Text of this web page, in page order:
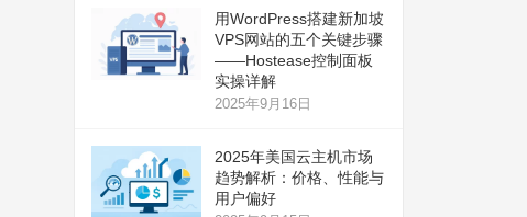
用WordPress搭建新加坡
VPS网站的五个关键步骤
——Hostease控制面板
实操详解
2025年9月16日
2025年美国云主机市场
趋势解析：价格、性能与
用户偏好